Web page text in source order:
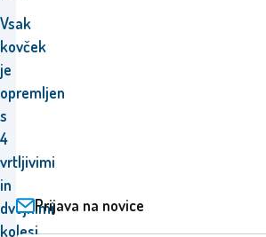
Vsak
kovček
je
opremljen
s
4
vrtljivimi
in
dvojnimi
kolesi,
Prijava na novice